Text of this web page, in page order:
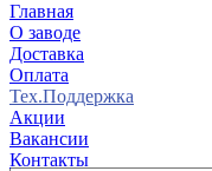
Главная
О заводе
Доставка
Оплата
Тех.Поддержка
Акции
Вакансии
Контакты